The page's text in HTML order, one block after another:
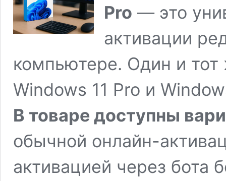
Pro — это
активации
компьютере. Один и
Windows 11 Pro и
В товаре доступны
обычной онлайн-
активацией через бота